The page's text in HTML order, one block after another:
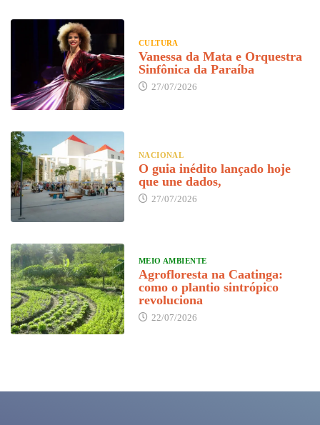
CULTURA
Vanessa da Mata e Orquestra
Sinfônica da Paraíba
27/07/2026
NACIONAL
O guia inédito lançado hoje
que une dados,
27/07/2026
MEIO AMBIENTE
Agrofloresta na Caatinga:
como o plantio sintrópico
revoluciona
22/07/2026